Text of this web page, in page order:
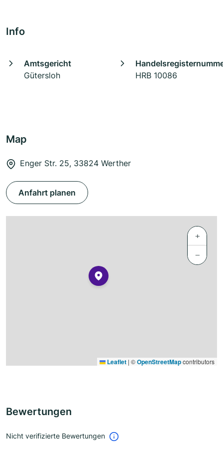
Info
Amtsgericht
Gütersloh
HRB 10086
Map
Enger Str. 25, 33824 Werther
Anfahrt planen
+
−
Leaflet | ©OpenStreetMapcontributors
Bewertungen
Nicht verifizierte Bewertungen